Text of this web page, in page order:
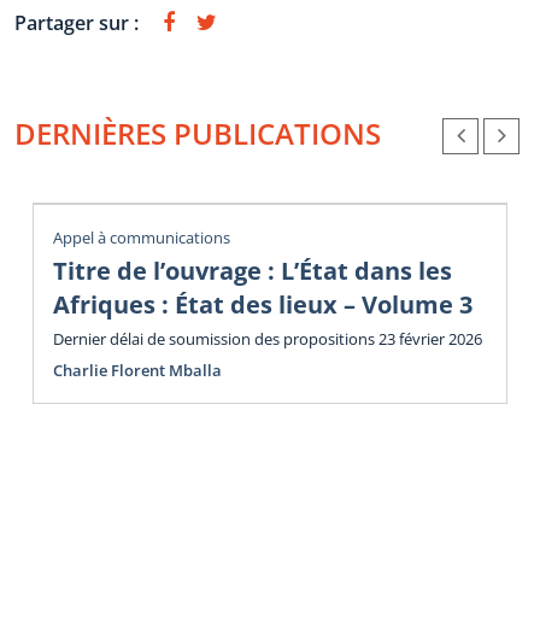
Partager sur :
DERNIÈRES PUBLICATIONS
Appel à communications
Titre de l’ouvrage : L’État dans les
Afriques : État des lieux – Volume 3
Dernier délai de soumission des propositions 23 février 2026
Charlie Florent Mballa